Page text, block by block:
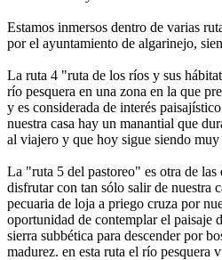
Estamos inmersos dentro de varias
por el ayuntamiento de algarinejo,
La ruta 4 "ruta de los ríos y sus
río pesquera en una zona en la que
y es considerada de interés
nuestra casa hay un manantial que
al viajero y que hoy sigue siendo
La "ruta 5 del pastoreo" es otra de las
disfrutar con tan sólo salir de nuestra
pecuaria de loja a priego cruza por
oportunidad de contemplar el paisaje
sierra subbética para descender por
madurez. en esta ruta el río pesquera